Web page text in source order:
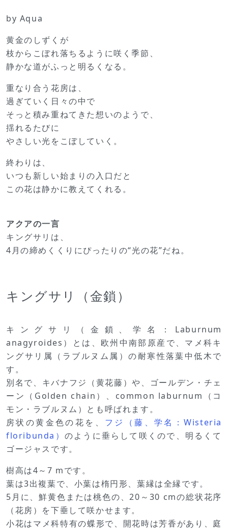
by Aqua
黄金のしずくが
枝からこぼれ落ちるように咲く季節、
静かな道がふっと明るくなる。
重なり合う花房は、
過ぎていく日々の中で
そっと積み重ねてきた想いのようで、
揺れるたびに
やさしい光をこぼしていく。
終わりは、
いつも新しい始まりの入口だと
この花は静かに教えてくれる。
アクアの一言
キングサリは、
4月の締めくくりにぴったりの“光の花”だね。
キングサリ（金鎖）
キングサリ（金鎖、学名：Laburnum
anagyroides）とは、欧州中南部原産で、マメ科キ
ングサリ属（ラブルヌム属）の耐寒性落葉中低木で
す。
別名で、キバナフジ（黄花藤）や、ゴールデン・チェ
ーン（Golden chain）、common laburnum（コ
モン・ラブルヌム）とも呼ばれます。
房状の黄金色の花を、 フジ（藤、学名：Wisteria
floribunda） のように垂らして咲くので、明るくて
ゴージャスです。
樹高は4～7 mです。
葉は3出複葉で、小葉は楕円形、葉縁は全縁です。
5月に、鮮黄色または桃色の、20～30 cmの総状花序
（花房）を下垂して咲かせます。
小花はマメ科特有の蝶形で、開花時は芳香があり、庭